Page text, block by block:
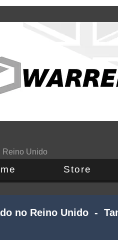
Reino Unido
Store
no Reino Unido -